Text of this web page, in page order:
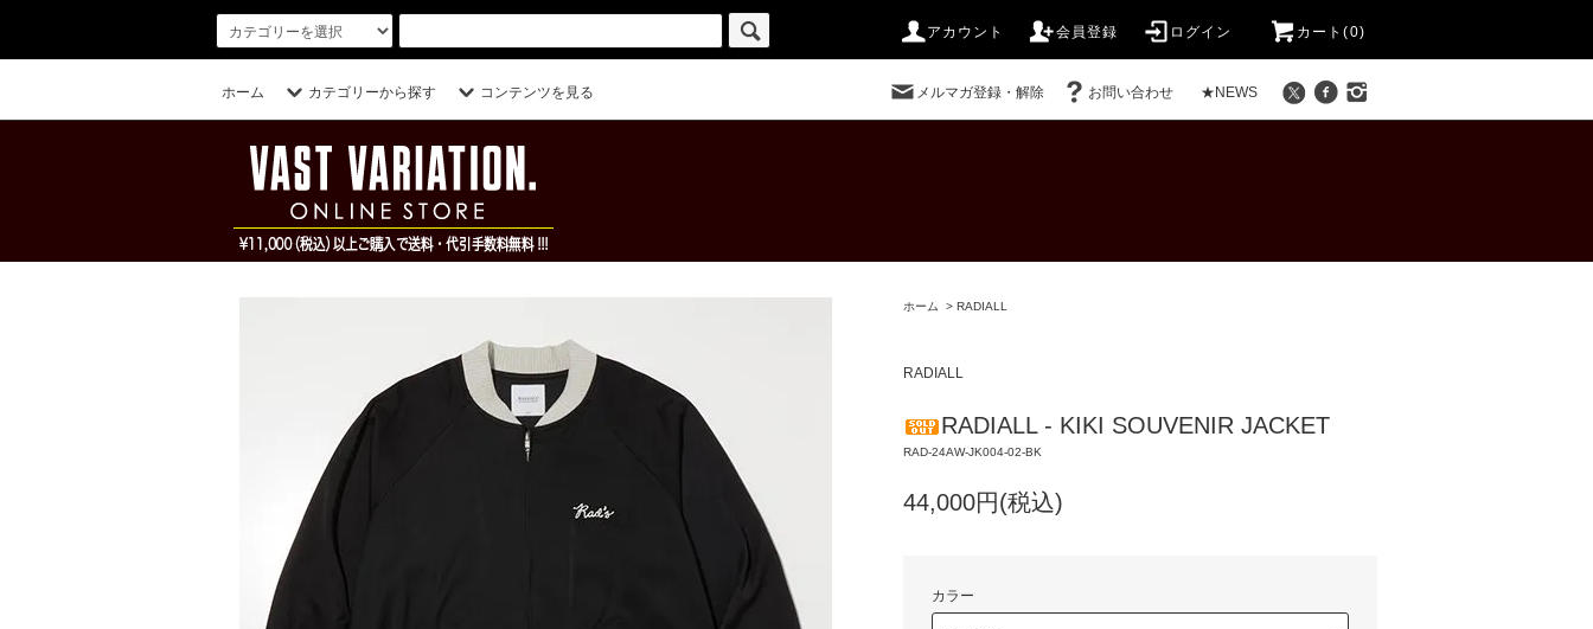
アカウント 会員登録 ログイン カート(0)
ホーム カテゴリーから探す コンテンツを見る メルマガ登録・解除 お問い合わせ ★NEWS
ホーム > RADIALL
RADIALL
RADIALL - KIKI SOUVENIR JACKET
RAD-24AW-JK004-02-BK
44,000円(税込)
カラー